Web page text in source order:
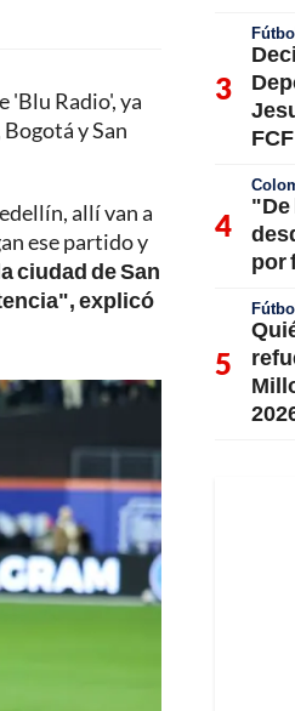
'Blu Radio', ya
y San
allí van a
ese partido y
ciudad de San
explicó
FCF
"De
por